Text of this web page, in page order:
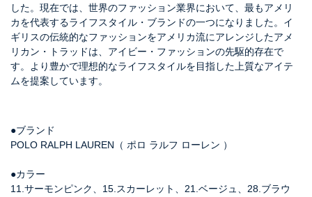
した。現在では、世界のファッション業界において、最もアメリ
カを代表するライフスタイル・ブランドの一つになりました。イ
ギリスの伝統的なファッションをアメリカ流にアレンジしたアメ
リカン・トラッドは、アイビー・ファッションの先駆的存在で
す。より豊かで理想的なライフスタイルを目指した上質なアイテ
ムを提案しています。
●ブランド
POLO RALPH LAUREN（ ポロ ラルフ ローレン ）
●カラー
11.サーモンピンク、15.スカーレット、21.ベージュ、28.ブラウ